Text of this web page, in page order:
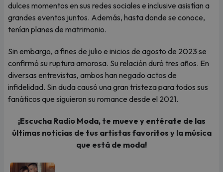
dulces momentos en sus redes sociales e inclusive asistían a
grandes eventos juntos. Además, hasta donde se conoce,
tenían planes de matrimonio.
Sin embargo, a fines de julio e inicios de agosto de 2023 se
confirmó su ruptura amorosa. Su relación duró tres años. En
diversas entrevistas, ambos han negado actos de
infidelidad. Sin duda causó una gran tristeza para todos sus
fanáticos que siguieron su romance desde el 2021.
¡Escucha Radio Moda, te mueve y entérate de las
últimas noticias de tus artistas favoritos y la música
que está de moda!